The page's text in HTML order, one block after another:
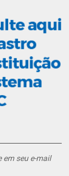
em seu e-mail